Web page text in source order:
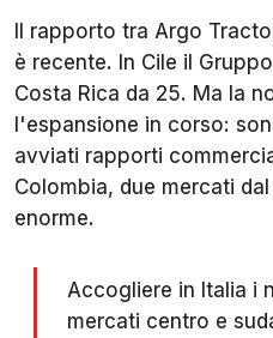
Il rapporto tra Argo
è recente. In Cile il
Costa Rica da 25. Ma la
l'espansione in corso:
avviati rapporti
Colombia, due mercati
enorme.
Accogliere in Italia i
mercati centro e